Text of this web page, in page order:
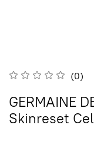
(0)
GERMAINE
Skinreset